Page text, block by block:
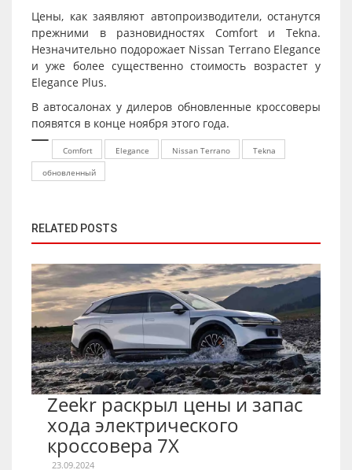
Цены, как заявляют автопроизводители, останутся
прежними в разновидностях Comfort и Tekna.
Незначительно подорожает Nissan Terrano Elegance
и уже более существенно стоимость возрастет у
Elegance Plus.
В автосалонах у дилеров обновленные кроссоверы
появятся в конце ноября этого года.
Comfort Elegance Nissan Terrano
Tekna
обновленный
RELATED POSTS
Zeekr раскрыл цены и запас
хода электрического
кроссовера 7X
23.09.2024